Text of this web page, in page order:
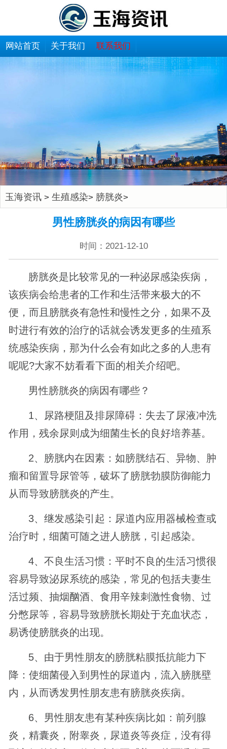
网站首页 关于我们 联系我们
玉海资讯> 生殖感染> 膀胱炎>
男性膀胱炎的病因有哪些
时间：2021-12-10
膀胱炎是比较常见的一种泌尿感染疾病，
该疾病会给患者的工作和生活带来极大的不
便，而且膀胱炎有急性和慢性之分，如果不及
时进行有效的治疗的话就会诱发更多的生殖系
统感染疾病，那为什么会有如此之多的人患有
呢呢?大家不妨看看下面的相关介绍吧。
男性膀胱炎的病因有哪些？
1、尿路梗阻及排尿障碍：失去了尿液冲洗
作用，残余尿则成为细菌生长的良好培养基。
2、膀胱内在因素：如膀胱结石、异物、肿
瘤和留置导尿管等，破坏了膀胱勃膜防御能力
从而导致膀胱炎的产生。
3、继发感染引起：尿道内应用器械检查或
治疗时，细菌可随之进人膀胱，引起感染。
4、不良生活习惯：平时不良的生活习惯很
容易导致泌尿系统的感染，常见的包括夫妻生
活过频、抽烟酗酒、食用辛辣刺激性食物、过
分憋尿等，容易导致膀胱长期处于充血状态，
易诱使膀胱炎的出现。
5、由于男性朋友的膀胱粘膜抵抗能力下
降：使细菌侵入到男性的尿道内，流入膀胱壁
内，从而诱发男性朋友患有膀胱炎疾病。
6、男性朋友患有某种疾病比如：前列腺
炎，精囊炎，附睾炎，尿道炎等炎症，没有得